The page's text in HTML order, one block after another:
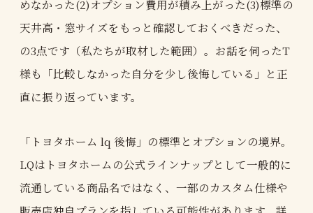
めなかった(2)オプション費用が積み上がった(3)標準の
天井高・窓サイズをもっと確認しておくべきだった、
の3点です（私たちが取材した範囲）。お話を伺ったT
様も「比較しなかった自分を少し後悔している」と正
直に振り返っています。
「トヨタホーム lq 後悔」の標準とオプションの境界。
LQはトヨタホームの公式ラインナップとして一般的に
流通している商品名ではなく、一部のカスタム仕様や